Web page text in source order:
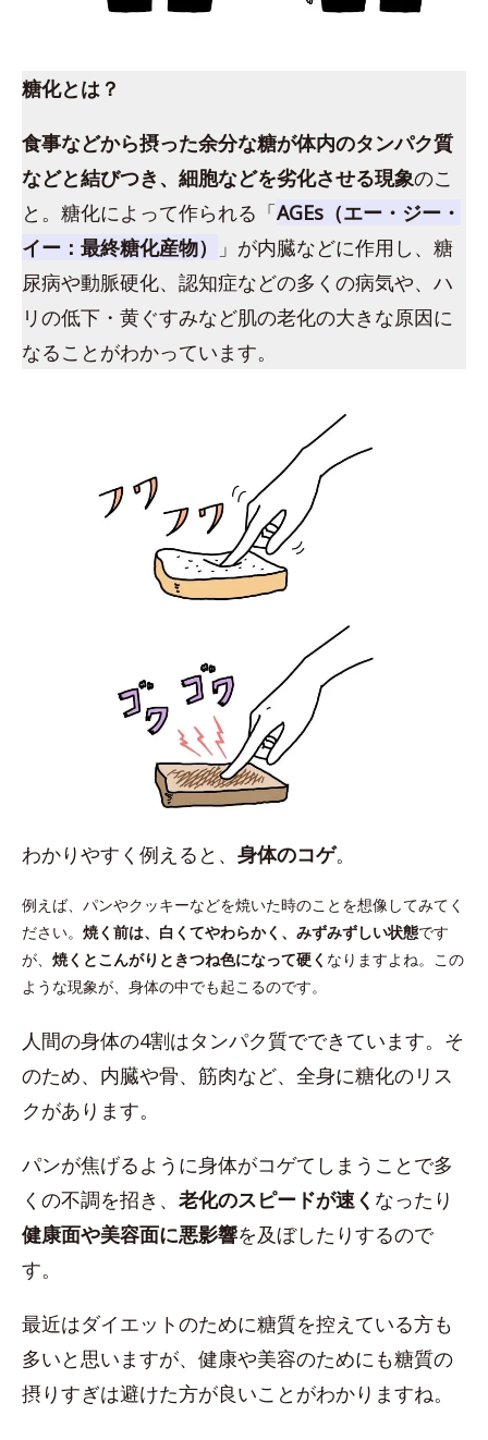
糖化とは？
食事などから摂った余分な糖が体内のタンパク質
などと結びつき、細胞などを劣化させる現象のこ
と。糖化によって作られる「AGEs（エー・ジー・
イー：最終糖化産物）
」が内臓などに作用し、糖
尿病や動脈硬化、認知症などの多くの病気や、ハ
リの低下・黄ぐすみなど肌の老化の大きな原因に
なることがわかっています。
わかりやすく例えると、 身体のコゲ。
例えば、パンやクッキーなどを焼いた時のことを想像してみてく
ださい。 焼く前は、白くてやわらかく、みずみずしい状態です
が、 焼くとこんがりときつね色になって硬く なりますよね。この
ような現象が、身体の中でも起こるのです。
人間の身体の4割はタンパク質でできています。そ
のため、内臓や骨、筋肉など、全身に糖化のリス
クがあります。
パンが焦げるように身体がコゲてしまうことで多
くの不調を招き、 老化のスピードが速く なったり
健康面や美容面に悪影響を及ぼしたりするので
す。
最近はダイエットのために糖質を控えている方も
多いと思いますが、健康や美容のためにも糖質の
摂りすぎは避けた方が良いことがわかりますね。